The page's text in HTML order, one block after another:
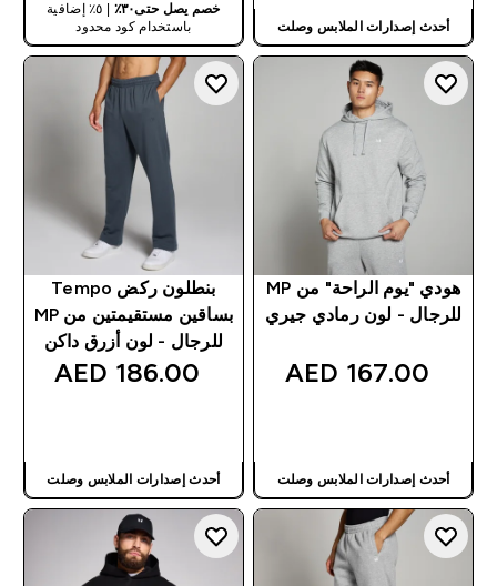
أحدث إصدارات الملابس وصلت
خصم يصل حتى٣٠٪
| ٥٪ إضافية
باستخدام كود محدود
هودي "يوم الراحة" من MP
للرجال - لون رمادي جيري
167.00 AED‎
أحدث إصدارات الملابس وصلت
بنطلون ركض Tempo
بساقين مستقيمتين من MP
للرجال - لون أزرق داكن
186.00 AED‎
أحدث إصدارات الملابس وصلت